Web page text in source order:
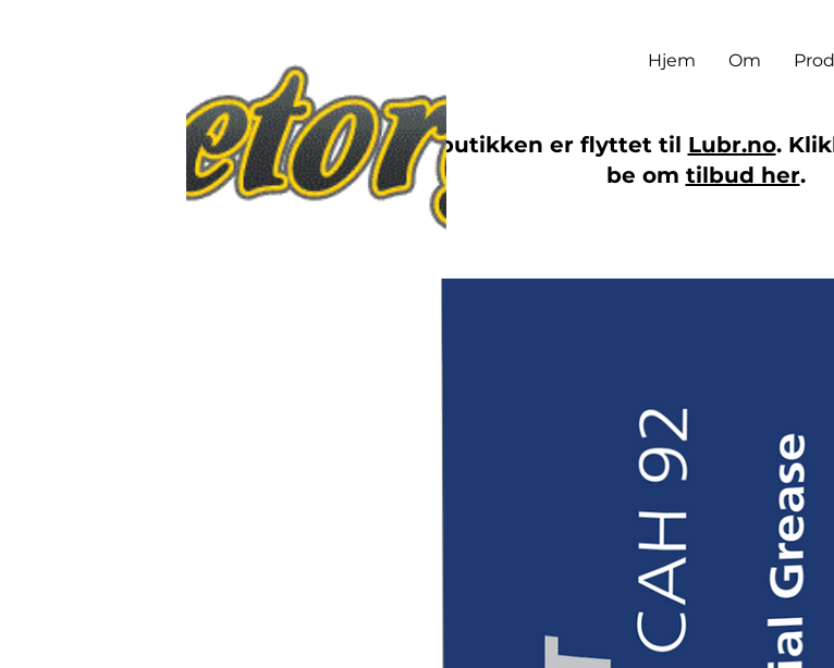
Hjem Om
Nettbutikken er flyttet til Lubr.no.
be om tilbud her.